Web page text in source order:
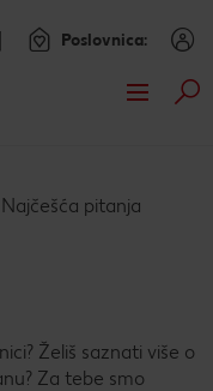
Poslovnica:
Najčešća pitanja
Želiš saznati više o
Za tebe smo